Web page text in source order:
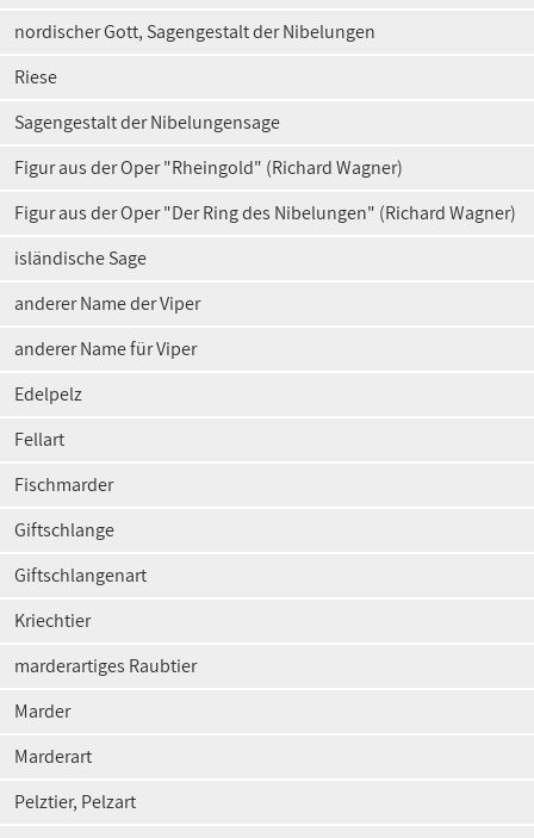
nordischer Gott, Sagengestalt der Nibelungen
Riese
Sagengestalt der Nibelungensage
Figur aus der Oper "Rheingold" (Richard Wagner)
Figur aus der Oper "Der Ring des Nibelungen" (Richard Wagner)
isländische Sage
anderer Name der Viper
anderer Name für Viper
Edelpelz
Fellart
Fischmarder
Giftschlange
Giftschlangenart
Kriechtier
marderartiges Raubtier
Marder
Marderart
Pelztier, Pelzart